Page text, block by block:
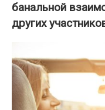
банальной
других